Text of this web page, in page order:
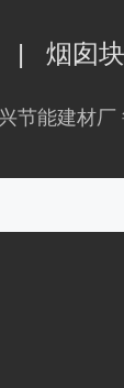
| 烟囱块
节能建材厂